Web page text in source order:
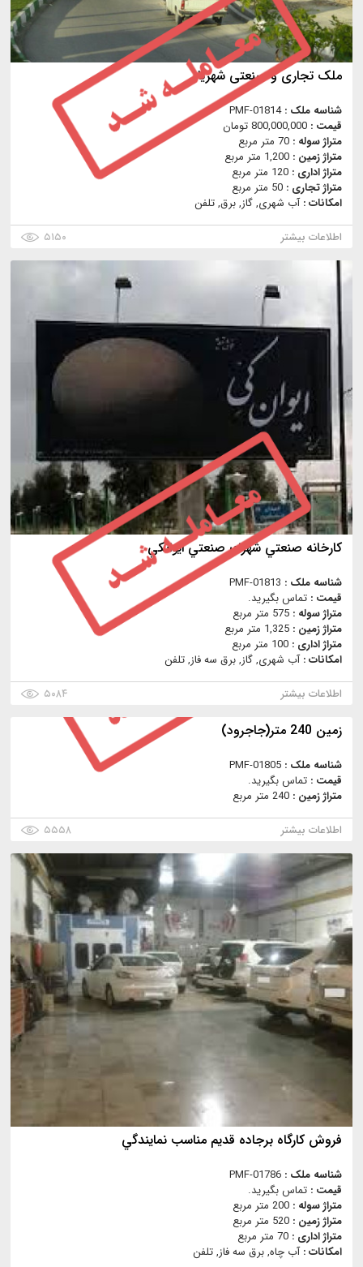
ملک تجاری و صنعتی شهریار
شناسه ملک :PMF-01814
قیمت : 800,000,000 تومان
متراژ سوله : 70 متر مربع
متراژ زمین : 1,200 متر مربع
متراژ اداری : 120 متر مربع
متراژ تجاری : 50 متر مربع
امکانات :آب شهری, گاز, برق, تلفن
اطلاعات بیشتر
۵۱۵۰
كارخانه صنعتي شهرك صنعتي ايوانكي
شناسه ملک : PMF-01813
قیمت : تماس بگیرید.
متراژ سوله : 575 متر مربع
متراژ زمین : 1,325 متر مربع
متراژ اداری : 100 متر مربع
امکانات :آب شهری, گاز, برق سه فاز, تلفن
اطلاعات بیشتر
۵۰۸۴
زمین 240 متر(جاجرود)
شناسه ملک : PMF-01805
قیمت : تماس بگیرید.
متراژ زمین : 240 متر مربع
اطلاعات بیشتر
۵۵۵۸
فروش كارگاه برجاده قديم مناسب نمايندگي
شناسه ملک : PMF-01786
قیمت : تماس بگیرید.
متراژ سوله : 200 متر مربع
متراژ زمین : 520 متر مربع
متراژ اداری : 70 متر مربع
امکانات :آب چاه, برق سه فاز, تلفن